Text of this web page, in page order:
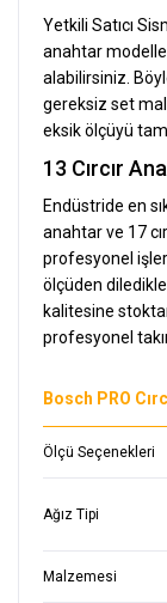
Yetkili Satıcı
anahtar
alabilirsiniz.
gereksiz set
eksik ölçüyü
13 Cırcır
Endüstride en
anahtar ve 17
profesyonel
ölçüden
kalitesine
profesyonel
Bosch PRO
Ölçü Seçenekleri
Ağız Tipi
Malzemesi